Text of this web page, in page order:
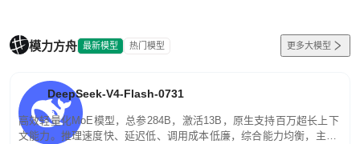
模力方舟 最新模型 热门模型 更多大模型
DeepSeek-V4-Flash-0731
高效轻量化MoE模型，总参284B，激活13B，原生支持百万超长上下
文能力。推理速度快、延迟低、调用成本低廉，综合能力均衡，主打